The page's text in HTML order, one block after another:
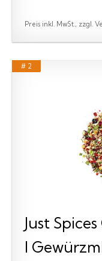
Preis inkl. MwSt., zzgl.
# 2
Just
I